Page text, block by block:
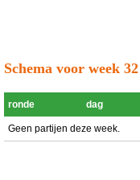
Schema voor week 32
ronde dag
Geen partijen deze week.